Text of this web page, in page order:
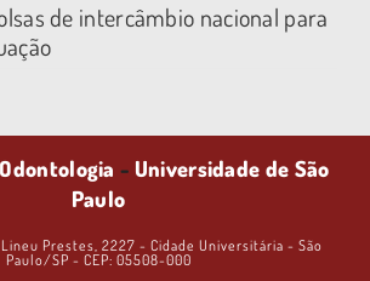
de intercâmbio nacional para
- Universidade de São
Paulo
Prestes, 2227 - Cidade Universitária - São
Paulo/SP - CEP: 05508-000